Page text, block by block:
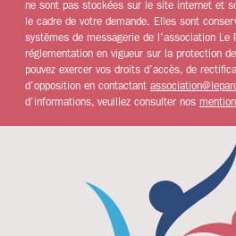
ne sont pas stockées sur le site internet et
le cadre de votre demande. Elles sont
systèmes de messagerie de l'association Le
réglementation en vigueur sur la protection
pouvez exercer vos droits d’accès, de
d’opposition en contactant
d’informations, veuillez consulter nos